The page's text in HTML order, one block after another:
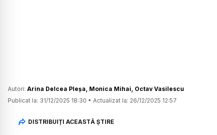
Autori: Arina Delcea Pleșa, Monica Mihai, Octav Vasilescu
Publicat la: 31/12/2025 18:30 • Actualizat la: 26/12/2025 12:57
DISTRIBUIȚI ACEASTĂ ȘTIRE